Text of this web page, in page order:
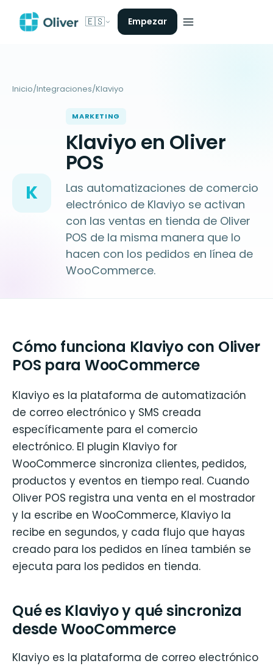
🇪🇸 Empezar
Inicio/Integraciones/Klaviyo
K
MARKETING
Klaviyo en Oliver
POS
Las automatizaciones de comercio
electrónico de Klaviyo se activan
con las ventas en tienda de Oliver
POS de la misma manera que lo
hacen con los pedidos en línea de
WooCommerce.
Cómo funciona Klaviyo con Oliver
POS para WooCommerce
Klaviyo es la plataforma de automatización
de correo electrónico y SMS creada
específicamente para el comercio
electrónico. El plugin Klaviyo for
WooCommerce sincroniza clientes, pedidos,
productos y eventos en tiempo real. Cuando
Oliver POS registra una venta en el mostrador
y la escribe en WooCommerce, Klaviyo la
recibe en segundos, y cada flujo que hayas
creado para los pedidos en línea también se
ejecuta para los pedidos en tienda.
Qué es Klaviyo y qué sincroniza
desde WooCommerce
Klaviyo es la plataforma de correo electrónico